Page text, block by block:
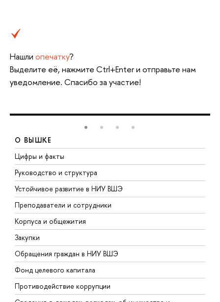
Нашли опечатку?
Выделите её, нажмите Ctrl+Enter и отправьте нам
уведомление. Спасибо за участие!
О ВЫШКЕ
Цифры и факты
Руководство и структура
Устойчивое развитие в НИУ ВШЭ
Преподаватели и сотрудники
Корпуса и общежития
Закупки
Обращения граждан в НИУ ВШЭ
Фонд целевого капитала
Противодействие коррупции